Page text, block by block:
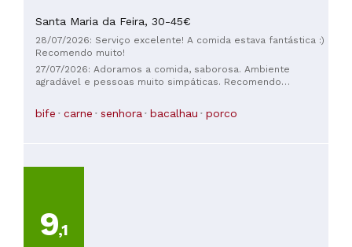
Santa Maria da Feira, 30-45€
28/07/2026: Serviço excelente! A comida estava fantástica :)
Recomendo muito!
27/07/2026: Adoramos a comida, saborosa. Ambiente
agradável e pessoas muito simpáticas. Recomendo
bife carne senhora bacalhau porco
9,1